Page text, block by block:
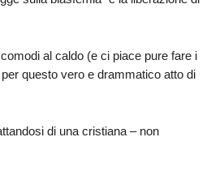
al caldo (e ci piace pure fare i
questo vero e drammatico atto di
di una cristiana – non